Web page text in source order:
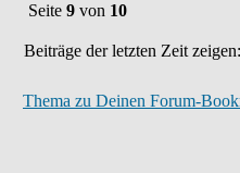
Seite 9 von 10
Beiträge der letzten Zeit zeigen:
Thema zu Deinen Forum-